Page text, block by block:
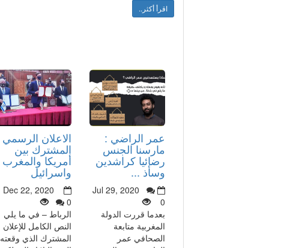
اقرأ أكثر..
الاعلان الرسمي
المشترك بين
أمريكا والمغرب
واسرائيل
Dec 22, 2020
0
الرباط – في ما يلي
النص الكامل للإعلان
المشترك الذي وقعته
عمر الراضي :
مارسنا الجنس
رضائيا كراشدين
وسأذ ...
Jul 29, 2020
0
بعدما قررت الدولة
المغربية متابعة
الصحافي عمر